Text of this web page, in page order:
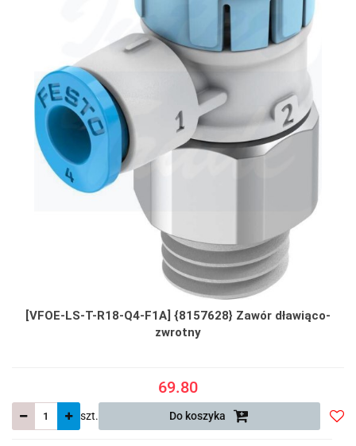
[VFOE-LS-T-R18-Q4-F1A] {8157628} Zawór dławiąco-
zwrotny
69.80
szt. Do koszyka